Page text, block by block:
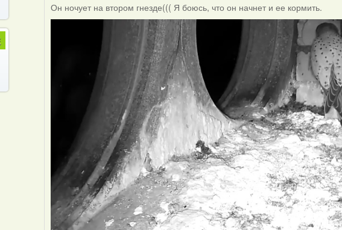
Он ночует на втором гнезде((( Я боюсь, что он начнет и ее кормить.